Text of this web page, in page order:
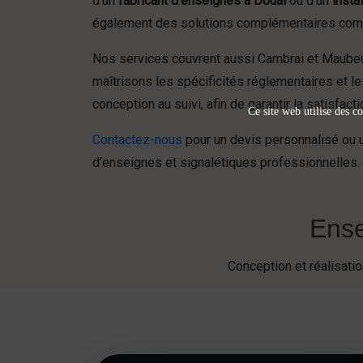
également des solutions complémentaires
Nos services couvrent aussi Cambrai et
maîtrisons les spécificités réglementaires et
conception au suivi, afin de garantir la
Contactez-nous pour un devis personnalisé ou
d’enseignes et signalétiques professionnelles.
Conception et
Ce site web utilise des